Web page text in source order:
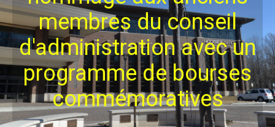
membres du conseil
d'administration avec un
programme de bourses
commémoratives